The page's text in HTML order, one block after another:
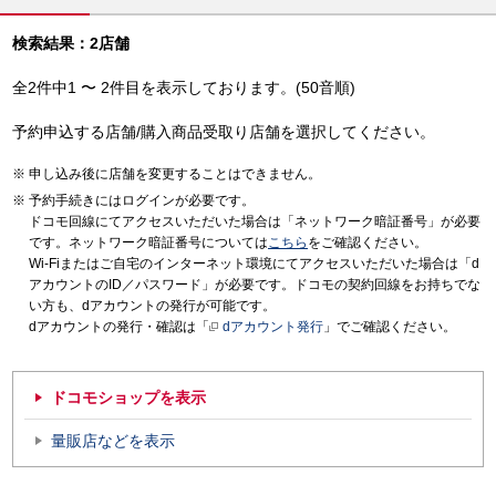
検索結果：2店舗
全2件中1 〜 2件目を表示しております。(50音順)
予約申込する店舗/購入商品受取り店舗を選択してください。
申し込み後に店舗を変更することはできません。
予約手続きにはログインが必要です。
ドコモ回線にてアクセスいただいた場合は「ネットワーク暗証番号」が必要
です。ネットワーク暗証番号についてはこちら をご確認ください。
Wi-Fiまたはご自宅のインターネット環境にてアクセスいただいた場合は「d
アカウントのID／パスワード」が必要です。ドコモの契約回線をお持ちでな
い方も、dアカウントの発行が可能です。
dアカウントの発行・確認は「
dアカウント発行 」でご確認ください。
ドコモショップを表示
量販店などを表示